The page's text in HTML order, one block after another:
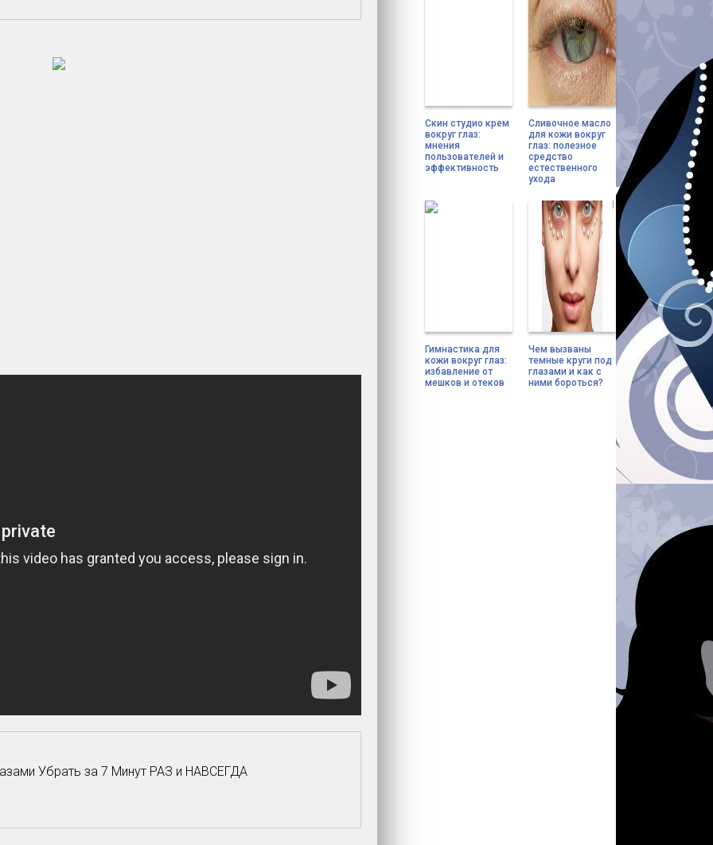
Убрать за 7 Минут РАЗ и НАВСЕГДА
Скин студио крем
вокруг глаз:
мнения
пользователей и
эффективность
Сливочное масло
для кожи вокруг
глаз: полезное
средство
естественного
ухода
Гимнастика для
кожи вокруг глаз:
избавление от
мешков и отеков
Чем вызваны
темные круги под
глазами и как с
ними бороться?